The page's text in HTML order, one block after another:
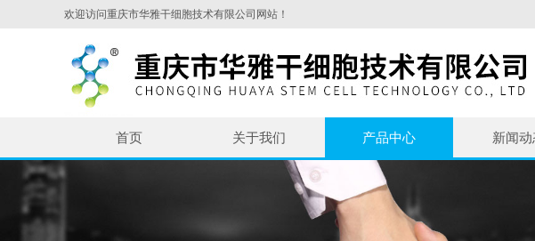
欢迎访问重庆市华雅干细胞技术有限公司网站！
首页 关于我们 产品中心 新闻动